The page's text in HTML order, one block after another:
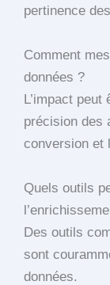
pertinence
Comment
données ?
L’impact peut
précision des
conversion et
Quels outils
Des outils
sont
données.